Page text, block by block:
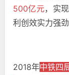
500亿元，实
利创效实力强劲
2018年中铁四